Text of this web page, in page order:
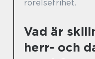
rörelsefrihet.
Vad är
herr- och